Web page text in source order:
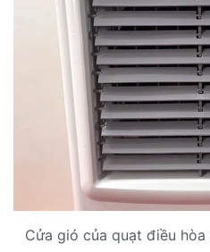
Cửa gió của quạt điều